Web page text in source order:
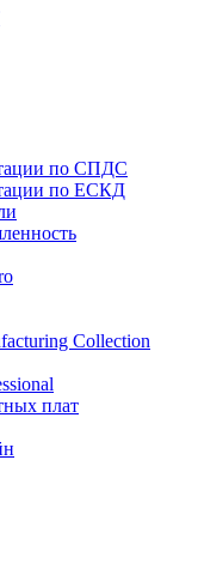
по СПДС
по ЕСКД
Collection
плат